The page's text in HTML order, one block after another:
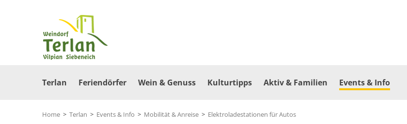
Terlan Feriendörfer Wein & Genuss Kulturtipps Aktiv & Familien Events & Info
Home > Terlan > Events & Info > Mobilität & Anreise > Elektroladestationen für Autos